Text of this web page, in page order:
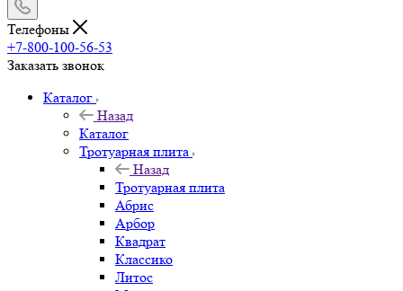
Телефоны
+7-800-100-56-53
Заказать звонок
Каталог
Назад
Каталог
Тротуарная плита
Назад
Тротуарная плита
Абрис
Арбор
Квадрат
Классико
Литос